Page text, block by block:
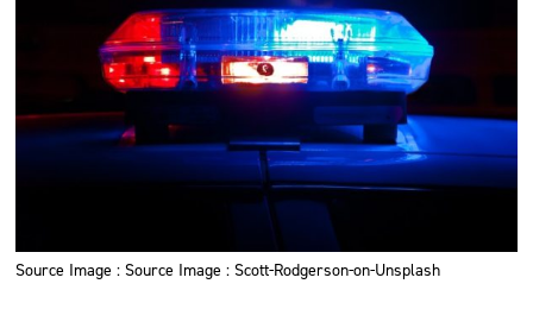
Source Image : Source Image : Scott-Rodgerson-on-Unsplash